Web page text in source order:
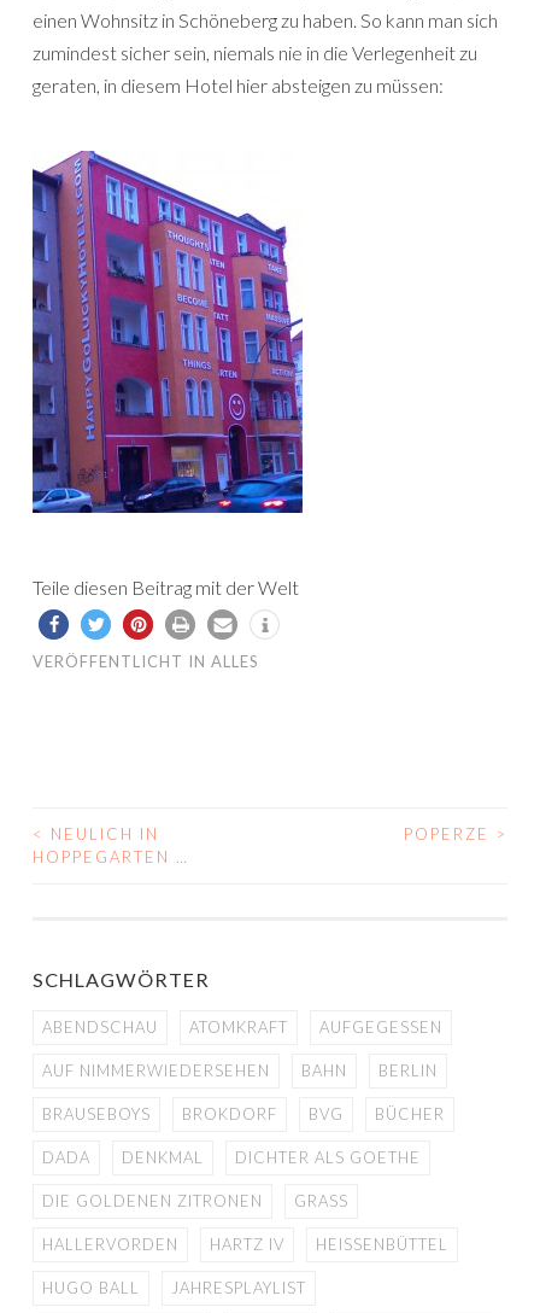
einen Wohnsitz in Schöneberg zu haben. So kann man sich
zumindest sicher sein, niemals nie in die Verlegenheit zu
geraten, in diesem Hotel hier absteigen zu müssen:
Teile diesen Beitrag mit der Welt
VERÖFFENTLICHT IN ALLES
BEITRAGS-
<
NEULICH IN
HOPPEGARTEN …
POPERZE >
SCHLAGWÖRTER
ABENDSCHAU ATOMKRAFT AUFGEGESSEN
AUF NIMMERWIEDERSEHEN BAHN BERLIN
BRAUSEBOYS BROKDORF BVG BÜCHER
DADA DENKMAL DICHTER ALS GOETHE
DIE GOLDENEN ZITRONEN GRASS
HALLERVORDEN HARTZ IV HEISSENBÜTTEL
HUGO BALL JAHRESPLAYLIST